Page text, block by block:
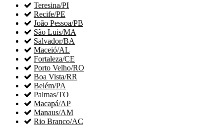
 Teresina/PI
 Recife/PE
 João Pessoa/PB
 São Luis/MA
 Salvador/BA
 Maceió/AL
 Fortaleza/CE
 Porto Velho/RO
 Boa Vista/RR
 Belém/PA
 Palmas/TO
 Macapá/AP
 Manaus/AM
 Rio Branco/AC